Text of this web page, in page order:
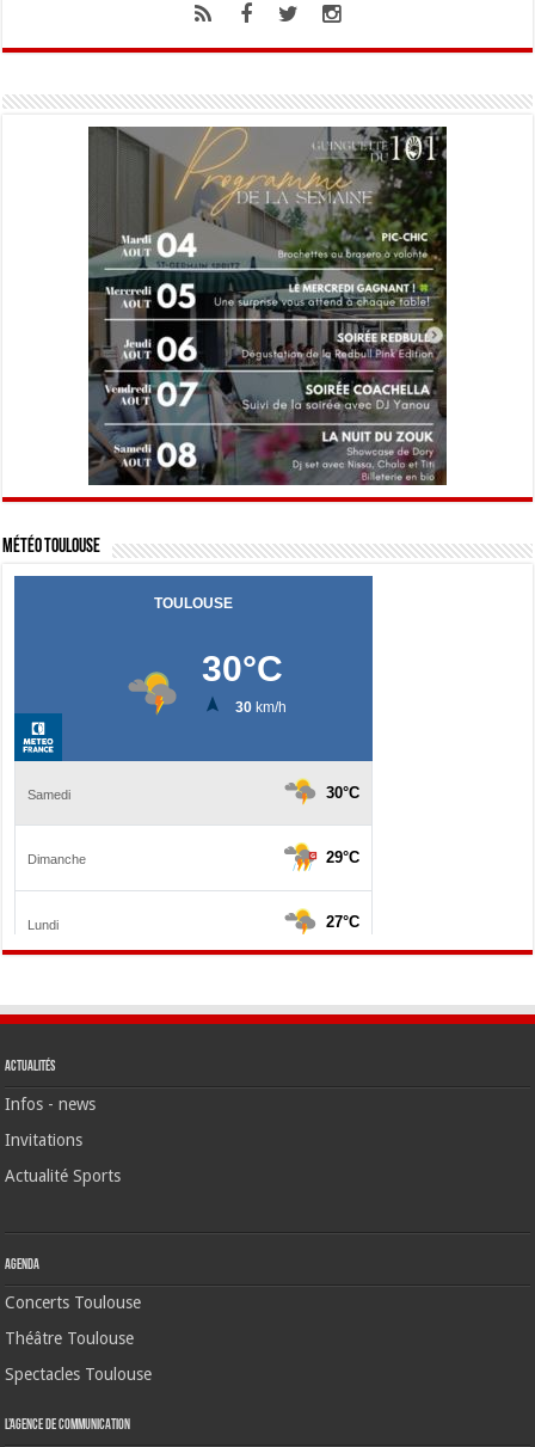
Météo Toulouse
Actualités
Infos - news
Invitations
Actualité Sports
Agenda
Concerts Toulouse
Théâtre Toulouse
Spectacles Toulouse
L’agence de communication